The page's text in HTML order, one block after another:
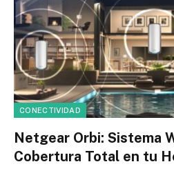
CONECTIVIDAD
Netgear Orbi: Sistema
Cobertura Total en tu